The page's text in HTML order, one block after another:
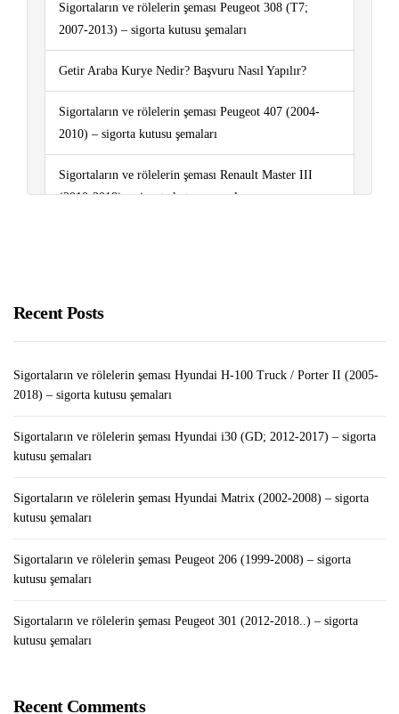
Sigortaların ve rölelerin şeması Peugeot 308 (T7;
2007-2013) – sigorta kutusu şemaları
Getir Araba Kurye Nedir? Başvuru Nasıl Yapılır?
Sigortaların ve rölelerin şeması Peugeot 407 (2004-
2010) – sigorta kutusu şemaları
Sigortaların ve rölelerin şeması Renault Master III
(2010-2018) – sigorta kutusu şemaları
Recent Posts
Sigortaların ve rölelerin şeması Hyundai H-100 Truck / Porter II (2005-
2018) – sigorta kutusu şemaları
Sigortaların ve rölelerin şeması Hyundai i30 (GD; 2012-2017) – sigorta
kutusu şemaları
Sigortaların ve rölelerin şeması Hyundai Matrix (2002-2008) – sigorta
kutusu şemaları
Sigortaların ve rölelerin şeması Peugeot 206 (1999-2008) – sigorta
kutusu şemaları
Sigortaların ve rölelerin şeması Peugeot 301 (2012-2018..) – sigorta
kutusu şemaları
Recent Comments